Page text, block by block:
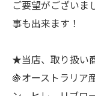
ご要望がございま
事も出来ます！
★当店、取り扱い
🍇オーストラリ